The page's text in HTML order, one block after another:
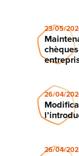
23/05/
26/04/
26/04/